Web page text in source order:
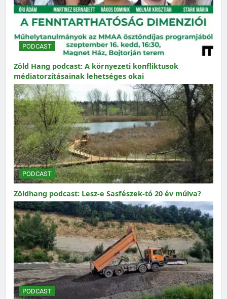
PODCAST
Zöld Hang podcast: A környezeti konfliktusok
médiatorzításainak lehetséges okai
PODCAST
Zöldhang podcast: Lesz-e Sasfészek-tó 20 év múlva?
PODCAST